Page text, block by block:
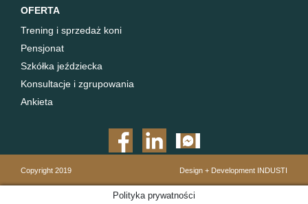
OFERTA
Trening i sprzedaż koni
Pensjonat
Szkółka jeździecka
Konsultacje i zgrupowania
Ankieta
Copyright 2019 Design + Development INDUSTI
Polityka prywatności